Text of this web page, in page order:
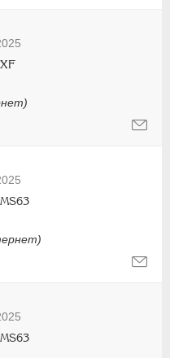
XF
MS63
MS63